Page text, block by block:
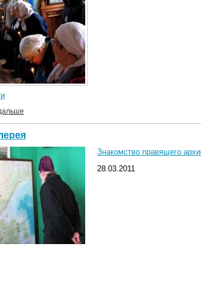
Знакомство правящего
28.03.2011